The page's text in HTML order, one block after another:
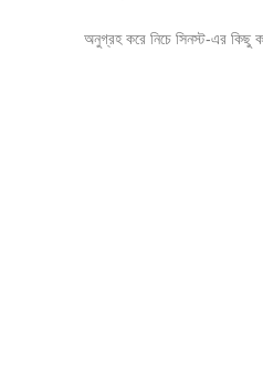
অনুগ্রহ করে নিচে সিনস্ট-এর কিছু